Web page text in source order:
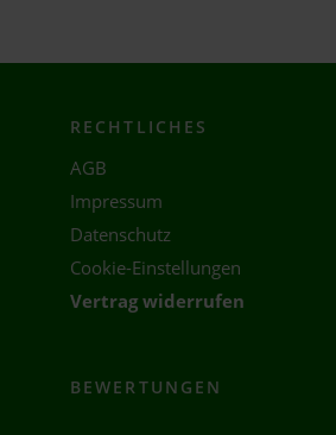
RECHTLICHES
AGB
Impressum
Datenschutz
Cookie-Einstellungen
Vertrag widerrufen
BEWERTUNGEN